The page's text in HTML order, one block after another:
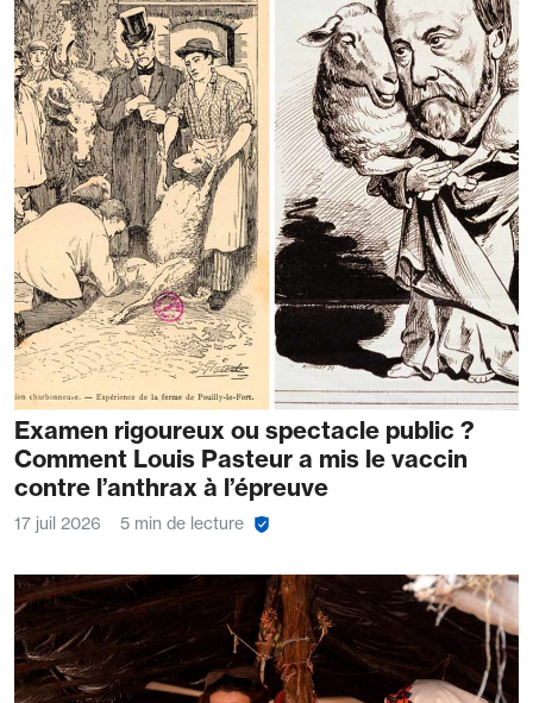
Examen rigoureux ou spectacle public ?
Comment Louis Pasteur a mis le vaccin
contre l’anthrax à l’épreuve
17 juil 2026 5 min de lecture